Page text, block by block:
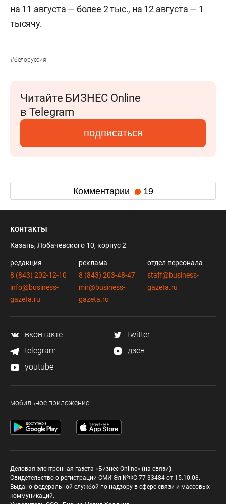
на 11 августа — более 2 тыс., на 12 августа — 1
тысячу.
#белоруссия
Читайте БИЗНЕС Online
в Telegram
подписаться
Комментарии 19
контакты
Казань, Лобачевского 10, корпус 2
редакция
8 (843) 202-12-10
info@business-
gazeta.ru
реклама
8 (843) 203-48-47
mir@business-
gazeta.ru
отдел персонала
staff@business-
gazeta.ru
вконтакте
twitter
telegram
дзен
youtube
мобильное приложение
Деловая электронная газета «Бизнес Online» (на связи).
Свидетельство о регистрации СМИ Эл №ФС 77-33484 от 15.10.08.
Выдано федеральной службой по надзору в сфере связи и массовых
коммуникаций.